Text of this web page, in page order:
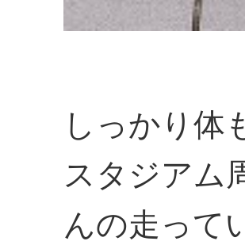
しっかり体
スタジアム
んの走って